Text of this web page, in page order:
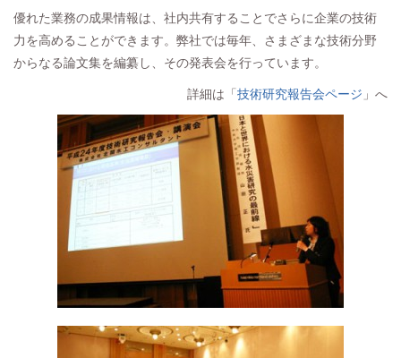
優れた業務の成果情報は、社内共有することでさらに企業の技術
力を高めることができます。弊社では毎年、さまざまな技術分野
からなる論文集を編纂し、その発表会を行っています。
詳細は「 技術研究報告会ページ 」へ